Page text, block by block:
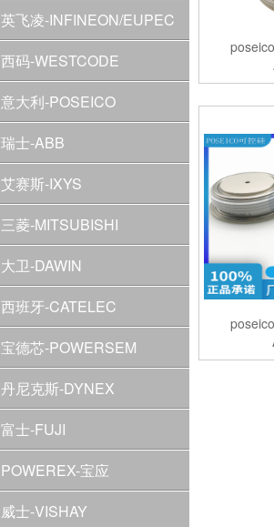
英飞凌-INFINEON/EUPEC
西码-WESTCODE
意大利-POSEICO
瑞士-ABB
艾赛斯-IXYS
三菱-MITSUBISHI
大卫-DAWIN
西班牙-CATELEC
宝德芯-POWERSEM
丹尼克斯-DYNEX
富士-FUJI
POWEREX-宝应
威士-VISHAY